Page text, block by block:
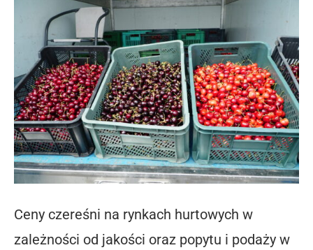
Ceny czereśni na rynkach hurtowych w
zależności od jakości oraz popytu i podaży w